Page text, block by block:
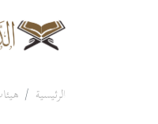
الرئيسية